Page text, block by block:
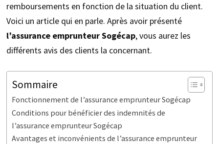
remboursements en fonction de la situation du client.
Voici un article qui en parle. Après avoir présenté
l’assurance emprunteur Sogécap, vous aurez les
différents avis des clients la concernant.
Sommaire
Fonctionnement de l’assurance emprunteur Sogécap
Conditions pour bénéficier des indemnités de
l’assurance emprunteur Sogécap
Avantages et inconvénients de l’assurance emprunteur